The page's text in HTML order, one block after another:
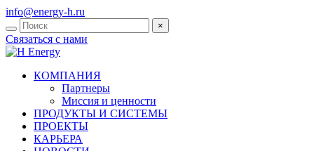
info@energy-h.ru
×
Связаться с нами
КОМПАНИЯ
Партнеры
Миссия и ценности
ПРОДУКТЫ И СИСТЕМЫ
ПРОЕКТЫ
КАРЬЕРА